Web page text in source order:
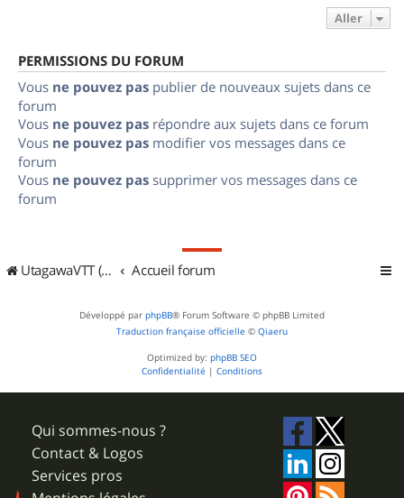
Aller
PERMISSIONS DU FORUM
Vous ne pouvez pas publier de nouveaux sujets dans ce
forum
Vous ne pouvez pas répondre aux sujets dans ce forum
Vous ne pouvez pas modifier vos messages dans ce
forum
Vous ne pouvez pas supprimer vos messages dans ce
forum
UtagawaVTT (Randos VTT et VTTAE avec traces GPS) Accueil forum
Développé par phpBB® Forum Software © phpBB Limited
Traduction française officielle © Qiaeru
Optimized by: phpBB SEO
Confidentialité | Conditions
Qui sommes-nous ?
Contact & Logos
Services pros